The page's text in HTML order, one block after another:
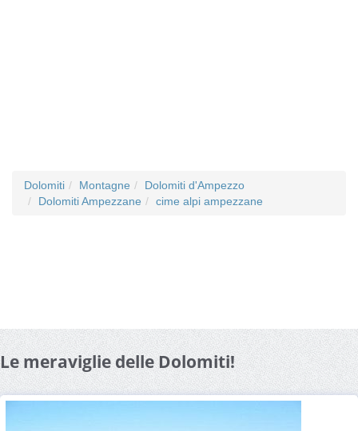
Dolomiti Montagne
Dolomiti d'Ampezzo
Dolomiti Ampezzane
cime alpi ampezzane
Le meraviglie delle Dolomiti!